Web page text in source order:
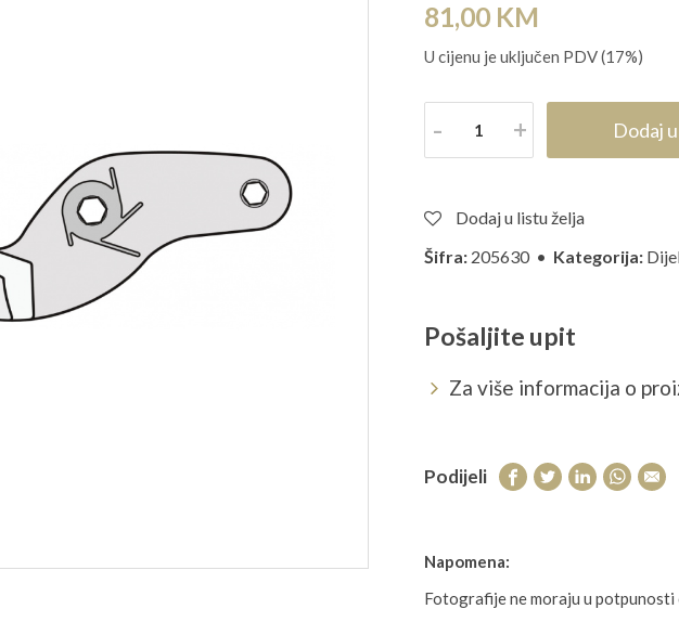
81,00 KM
U cijenu je uključen PDV (17%)
Količina Dodaj
Dodaj u listu želja
Šifra: 205630 • Kategorija:
Pošaljite upit
Za više informacija o
Podijeli
Napomena:
Fotografije ne moraju u